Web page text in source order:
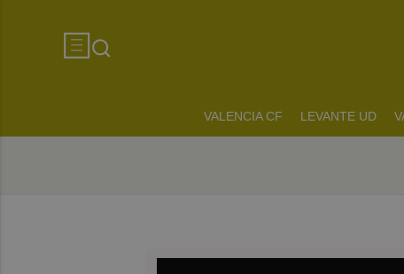
VALENCIA CF LEVANTE UD